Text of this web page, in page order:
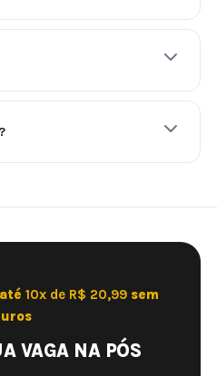
10x de R$ 20,99 sem
VAGA NA PÓS